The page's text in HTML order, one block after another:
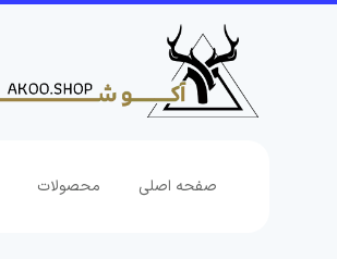
صفحه اصلی محصولات